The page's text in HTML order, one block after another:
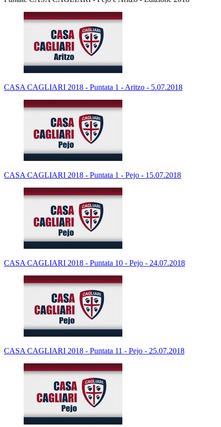
CASA CAGLIARI 2018 - Puntata 1 - Aritzo - 5.07.2018
CASA CAGLIARI 2018 - Puntata 1 - Pejo - 15.07.2018
CASA CAGLIARI 2018 - Puntata 10 - Pejo - 24.07.2018
CASA CAGLIARI 2018 - Puntata 11 - Pejo - 25.07.2018